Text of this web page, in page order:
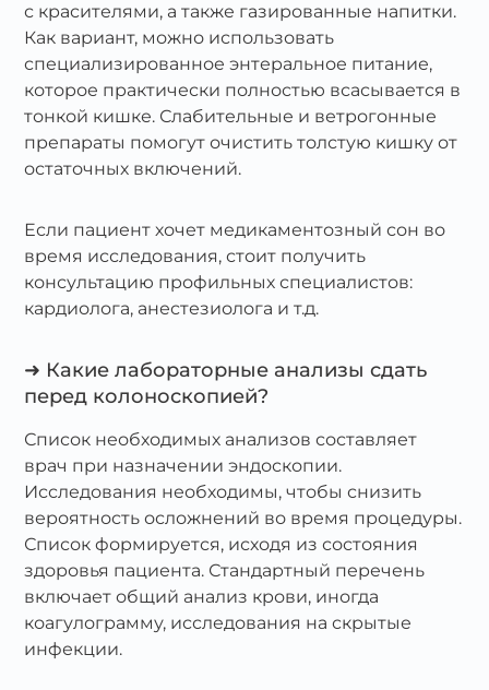
с красителями, а также газированные напитки.
Как вариант, можно использовать
специализированное энтеральное питание,
которое практически полностью всасывается в
тонкой кишке. Слабительные и ветрогонные
препараты помогут очистить толстую кишку от
остаточных включений.
Если пациент хочет медикаментозный сон во
время исследования, стоит получить
консультацию профильных специалистов:
кардиолога, анестезиолога и т.д.
➜ Какие лабораторные анализы сдать
перед колоноскопией?
Список необходимых анализов составляет
врач при назначении эндоскопии.
Исследования необходимы, чтобы снизить
вероятность осложнений во время процедуры.
Список формируется, исходя из состояния
здоровья пациента. Стандартный перечень
включает общий анализ крови, иногда
коагулограмму, исследования на скрытые
инфекции.